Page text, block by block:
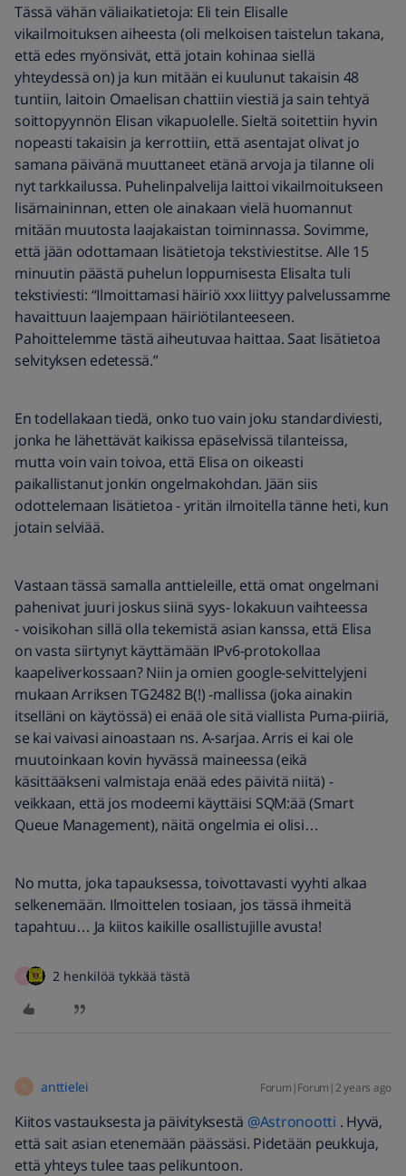
Tässä vähän väliaikatietoja: Eli tein Elisalle
vikailmoituksen aiheesta (oli melkoisen taistelun takana,
että edes myönsivät, että jotain kohinaa siellä
yhteydessä on) ja kun mitään ei kuulunut takaisin 48
tuntiin, laitoin Omaelisan chattiin viestiä ja sain tehtyä
soittopyynnön Elisan vikapuolelle. Sieltä soitettiin hyvin
nopeasti takaisin ja kerrottiin, että asentajat olivat jo
samana päivänä muuttaneet etänä arvoja ja tilanne oli
nyt tarkkailussa. Puhelinpalvelija laittoi vikailmoitukseen
lisämaininnan, etten ole ainakaan vielä huomannut
mitään muutosta laajakaistan toiminnassa. Sovimme,
että jään odottamaan lisätietoja tekstiviestitse. Alle 15
minuutin päästä puhelun loppumisesta Elisalta tuli
tekstiviesti: “Ilmoittamasi häiriö xxx liittyy palvelussamme
havaittuun laajempaan häiriötilanteeseen.
Pahoittelemme tästä aiheutuvaa haittaa. Saat lisätietoa
selvityksen edetessä.”
En todellakaan tiedä, onko tuo vain joku standardiviesti,
jonka he lähettävät kaikissa epäselvissä tilanteissa,
mutta voin vain toivoa, että Elisa on oikeasti
paikallistanut jonkin ongelmakohdan. Jään siis
odottelemaan lisätietoa - yritän ilmoitella tänne heti, kun
jotain selviää.
Vastaan tässä samalla anttieleille, että omat ongelmani
pahenivat juuri joskus siinä syys- lokakuun vaihteessa
- voisikohan sillä olla tekemistä asian kanssa, että Elisa
on vasta siirtynyt käyttämään IPv6-protokollaa
kaapeliverkossaan? Niin ja omien google-selvittelyjeni
mukaan Arriksen TG2482 B(!) -mallissa (joka ainakin
itselläni on käytössä) ei enää ole sitä viallista Puma-piiriä,
se kai vaivasi ainoastaan ns. A-sarjaa. Arris ei kai ole
muutoinkaan kovin hyvässä maineessa (eikä
käsittääkseni valmistaja enää edes päivitä niitä) -
veikkaan, että jos modeemi käyttäisi SQM:ää (Smart
Queue Management), näitä ongelmia ei olisi…
No mutta, joka tapauksessa, toivottavasti vyyhti alkaa
selkenemään. Ilmoittelen tosiaan, jos tässä ihmeitä
tapahtuu… Ja kiitos kaikille osallistujille avusta!
2 henkilöä tykkää tästä
A anttielei Forum|Forum|2 years ago
Kiitos vastauksesta ja päivityksestä @Astronootti . Hyvä,
että sait asian etenemään päässäsi. Pidetään peukkuja,
että yhteys tulee taas pelikuntoon.